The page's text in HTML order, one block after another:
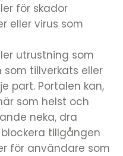
för skador
eller virus som
utrustning som
tillverkats eller
part. Portalen kan,
som helst och
neka, dra
tillgången
för användare som